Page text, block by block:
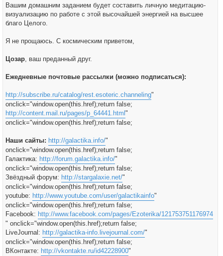
Вашим домашним заданием будет составить личную медитацию-
визуализацию по работе с этой высочайшей энергией на высшее
благо Целого.
Я не прощаюсь. С космическим приветом,
Цозар, ваш преданный друг.
Ежедневные почтовые рассылки (можно подписаться):
http://subscribe.ru/catalog/rest.esoteric.channeling"
onclick="window.open(this.href);return false;
http://content.mail.ru/pages/p_64441.html "
onclick="window.open(this.href);return false;
Наши сайты: http://galactika.info/"
onclick="window.open(this.href);return false;
Галактика: http://forum.galactika.info/"
onclick="window.open(this.href);return false;
Звёздный форум: http://stargalaxie.net/"
onclick="window.open(this.href);return false;
youtube: http://www.youtube.com/user/galactikainfo"
onclick="window.open(this.href);return false;
Facebook: http://www.facebook.com/pages/Ezoterika/121753751176974
" onclick="window.open(this.href);return false;
LiveJournal: http://galactika-info.livejournal.com/"
onclick="window.open(this.href);return false;
ВКонтакте: http://vkontakte.ru/id42228900"